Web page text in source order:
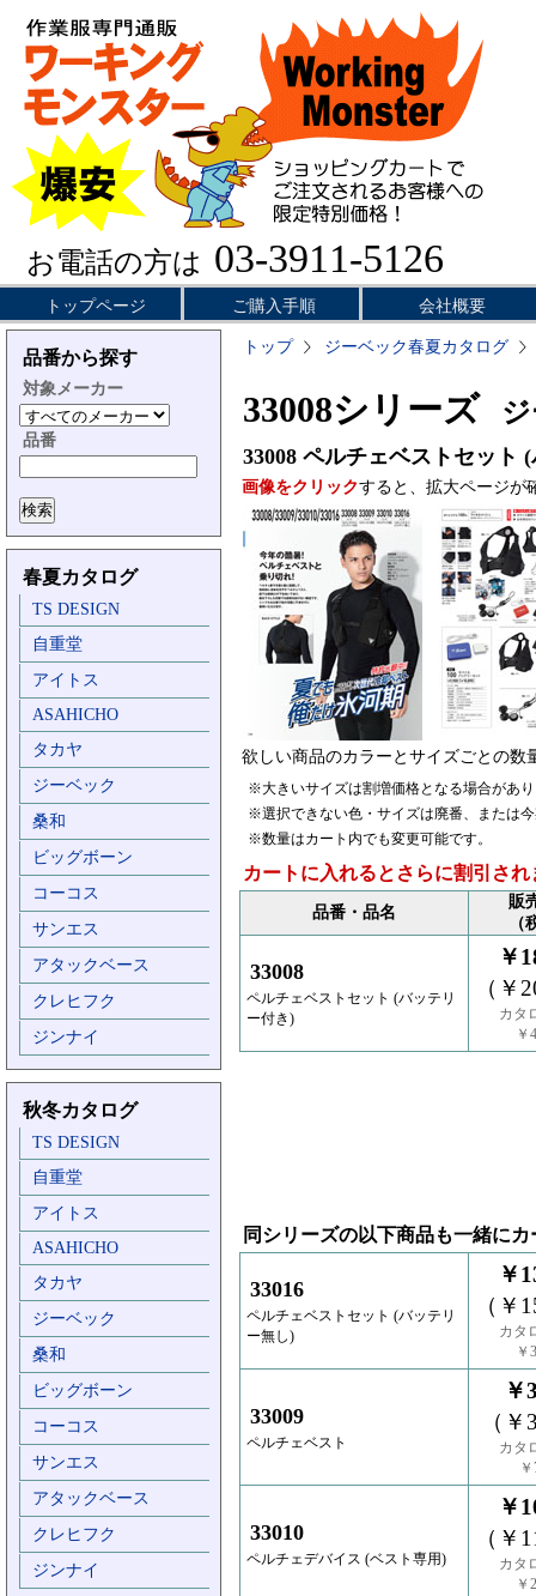
お電話の方は 03-3911-5126
トップページ ご購入手順 会社概要
品番から探す
対象メーカー
品番
春夏カタログ
TS DESIGN
自重堂
アイトス
ASAHICHO
タカヤ
ジーベック
桑和
ビッグボーン
コーコス
サンエス
アタックベース
クレヒフク
ジンナイ
秋冬カタログ
TS DESIGN
自重堂
アイトス
ASAHICHO
タカヤ
ジーベック
桑和
ビッグボーン
コーコス
サンエス
アタックベース
クレヒフク
ジンナイ
トップ ジーベック春夏カタログ
33008シリーズ ジ
33008 ペルチェベストセット
画像をクリックすると、拡大ページが
欲しい商品のカラーとサイズごとの数
※大きいサイズは割増価格となる場合があ
※選択できない色・サイズは廃番、または
※数量はカート内でも変更可能です。
カートに入れるとさらに割引され
品番・品名
販
（
33008
ペルチェベストセット (バッテリ
ー付き)
￥
（￥
カタ
￥
同シリーズの以下商品も一緒に
33016
ペルチェベストセット (バッテリ
ー無し)
￥
（￥
カタ
￥
33009
ペルチェベスト
￥
（
カタ
33010
ペルチェデバイス (ベスト専用)
￥
（￥
カタ
￥